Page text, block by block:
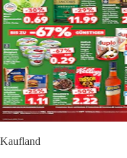
Kaufland